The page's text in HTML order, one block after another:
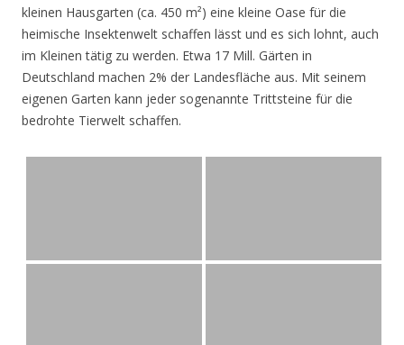
kleinen Hausgarten (ca. 450 m²) eine kleine Oase für die
heimische Insektenwelt schaffen lässt und es sich lohnt, auch
im Kleinen tätig zu werden. Etwa 17 Mill. Gärten in
Deutschland machen 2% der Landesfläche aus. Mit seinem
eigenen Garten kann jeder sogenannte Trittsteine für die
bedrohte Tierwelt schaffen.